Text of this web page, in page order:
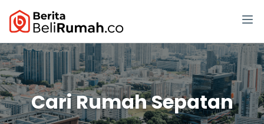
Cari Rumah Sepatan